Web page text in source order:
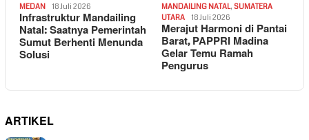
MEDAN 18 Juli 2026
Infrastruktur Mandailing
Natal: Saatnya Pemerintah
Sumut Berhenti Menunda
Solusi
MANDAILING NATAL, SUMATERA
UTARA
18 Juli 2026
Merajut Harmoni di Pantai
Barat, PAPPRI Madina
Gelar Temu Ramah
Pengurus
ARTIKEL